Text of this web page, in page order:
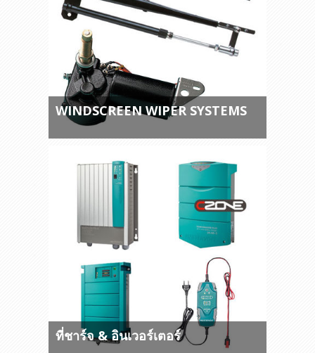
WINDSCREEN WIPER SYSTEMS
ที่ชาร์จ & อินเวอร์เตอร์